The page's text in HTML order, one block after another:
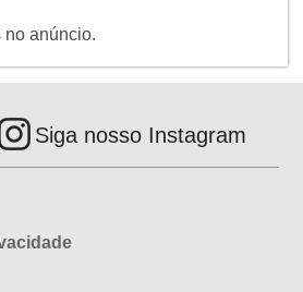
no anúncio.
Siga nosso Instagram